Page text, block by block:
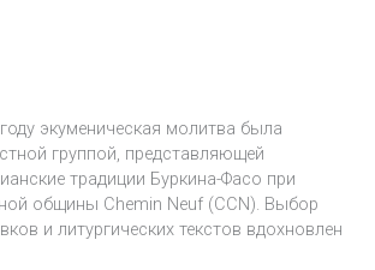
экуменическая молитва была
группой, представляющей
традиции Буркина-Фасо при
общины Chemin Neuf (CCN). Выбор
и литургических текстов вдохновлен